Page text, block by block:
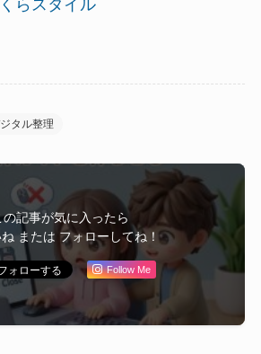
らスタイル
タル整理
の記事が気に入ったら
または フォローしてね！
Follow Me